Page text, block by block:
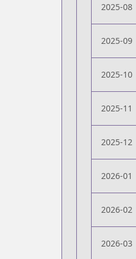
2025-08
2025-09
2025-10
2025-11
2025-12
2026-01
2026-02
2026-03